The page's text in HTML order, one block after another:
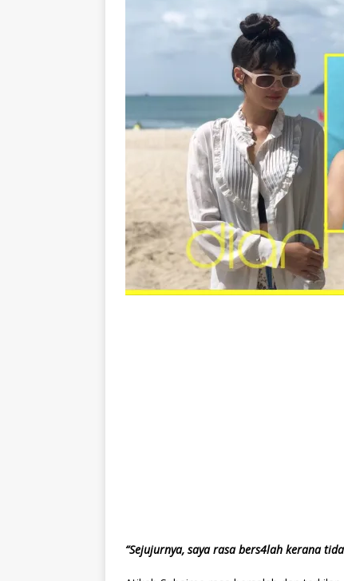
“Sejujurnya, saya rasa bers4lah kerana